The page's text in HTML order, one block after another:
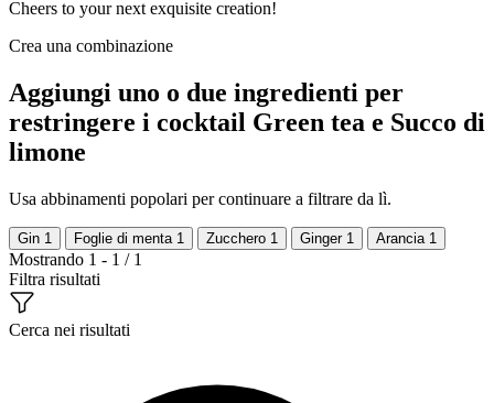
Cheers to your next exquisite creation!
Crea una combinazione
Aggiungi uno o due ingredienti per
restringere i cocktail Green tea e Succo di
limone
Usa abbinamenti popolari per continuare a filtrare da lì.
Gin 1 Foglie di menta 1 Zucchero 1 Ginger 1 Arancia 1
Mostrando 1 - 1 / 1
Filtra risultati
Cerca nei risultati